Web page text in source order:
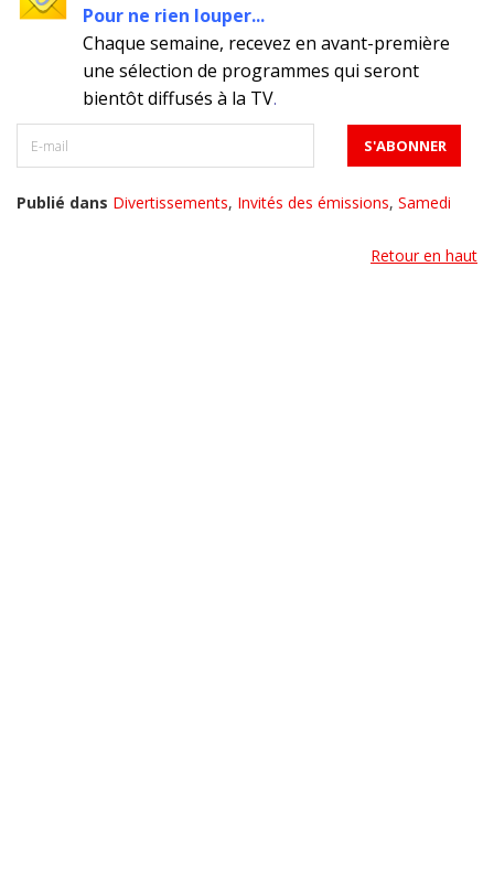
Pour ne rien louper...
Chaque semaine, recevez en avant-première
une sélection de programmes qui seront
bientôt diffusés à la TV.
Publié dans Divertissements, Invités des émissions, Samedi
Retour en haut